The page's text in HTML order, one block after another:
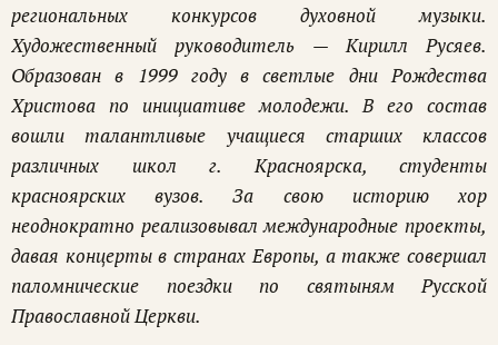
региональных конкурсов духовной музыки.
Художественный руководитель — Кирилл Русяев.
Образован в 1999 году в светлые дни Рождества
Христова по инициативе молодежи. В его состав
вошли талантливые учащиеся старших классов
различных школ г. Красноярска, студенты
красноярских вузов. За свою историю хор
неоднократно реализовывал международные проекты,
давая концерты в странах Европы, а также совершал
паломнические поездки по святыням Русской
Православной Церкви.